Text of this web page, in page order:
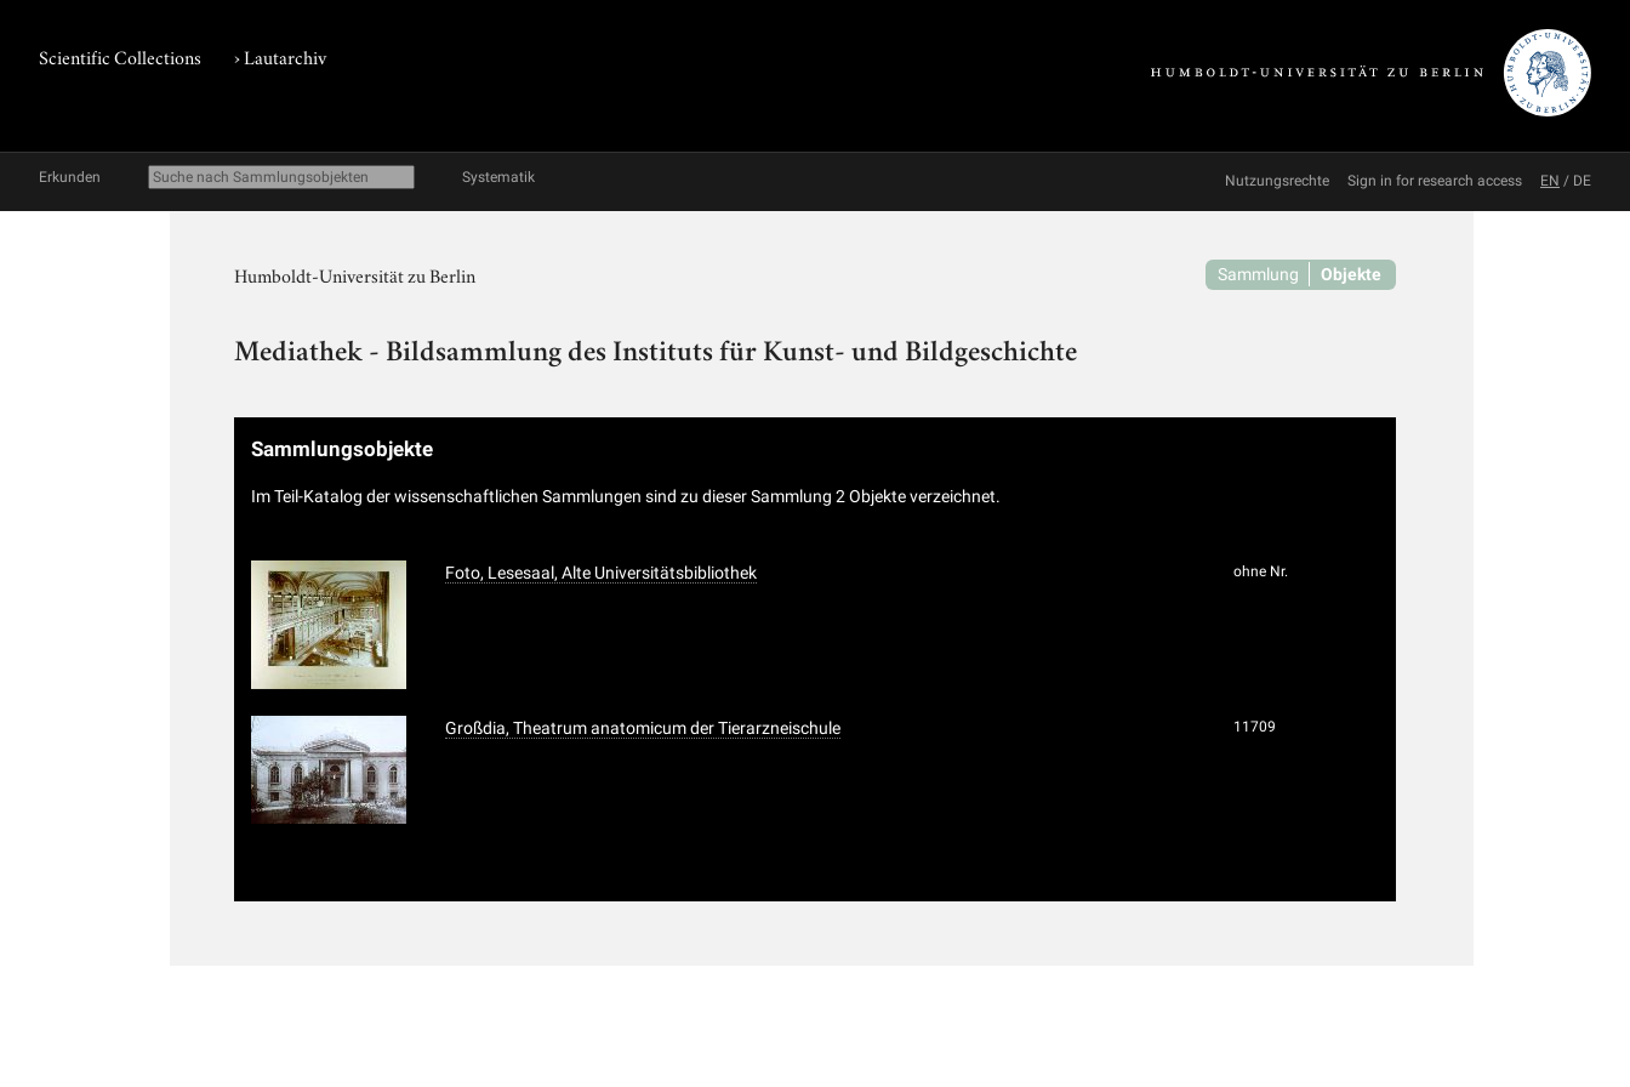
Scientific Collections ›Lautarchiv
Erkunden Systematik Nutzungsrechte Sign in for research access EN / DE
Sammlung Objekte
Humboldt-Universität zu Berlin
Mediathek - Bildsammlung des Instituts für Kunst- und Bildgeschichte
Sammlungsobjekte
Im Teil-Katalog der wissenschaftlichen Sammlungen sind zu dieser Sammlung 2 Objekte verzeichnet.
Foto, Lesesaal, Alte Universitätsbibliothek ohne Nr.
Großdia, Theatrum anatomicum der Tierarzneischule 11709